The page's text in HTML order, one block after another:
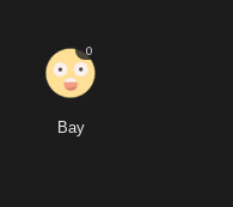
Вау
0